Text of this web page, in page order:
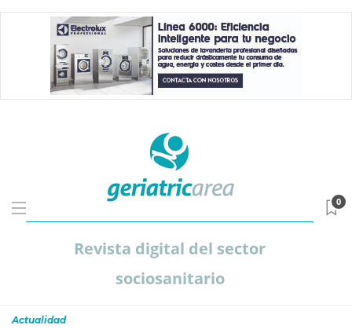
Revista digital del sector
sociosanitario
0
Actualidad